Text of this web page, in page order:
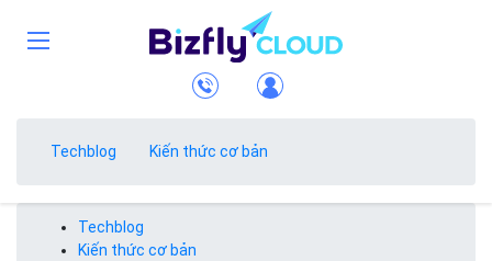
Techblog Kiến thức cơ bản
Techblog
Kiến thức cơ bản